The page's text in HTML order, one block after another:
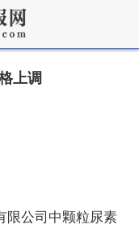
上调
限公司中颗粒尿素